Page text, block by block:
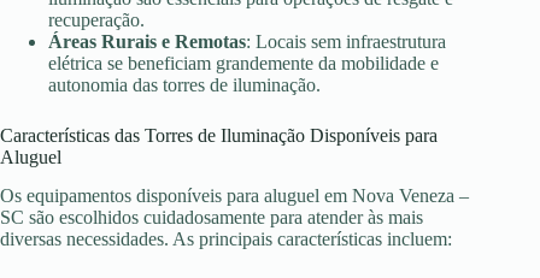
recuperação.
Áreas Rurais e Remotas: Locais sem infraestrutura
elétrica se beneficiam grandemente da mobilidade e
autonomia das torres de iluminação.
Características das Torres de Iluminação Disponíveis para
Aluguel
Os equipamentos disponíveis para aluguel em Nova Veneza –
SC são escolhidos cuidadosamente para atender às mais
diversas necessidades. As principais características incluem: